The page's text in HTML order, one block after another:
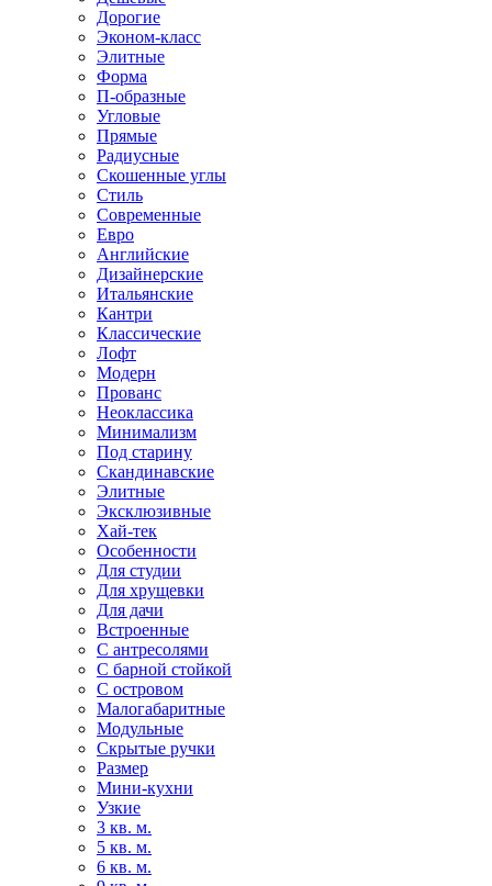
Дорогие
Эконом-класс
Элитные
Форма
П-образные
Угловые
Прямые
Радиусные
Скошенные углы
Стиль
Современные
Евро
Английские
Дизайнерские
Итальянские
Кантри
Классические
Лофт
Модерн
Прованс
Неоклассика
Минимализм
Под старину
Скандинавские
Элитные
Эксклюзивные
Хай-тек
Особенности
Для студии
Для хрущевки
Для дачи
Встроенные
С антресолями
С барной стойкой
С островом
Малогабаритные
Модульные
Скрытые ручки
Размер
Мини-кухни
Узкие
3 кв. м.
5 кв. м.
6 кв. м.